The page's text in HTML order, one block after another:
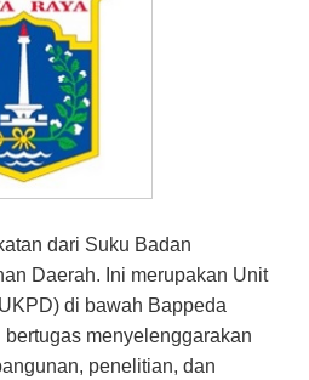
dari Suku Badan
Daerah. Ini merupakan Unit
di bawah Bappeda
menyelenggarakan
penelitian, dan